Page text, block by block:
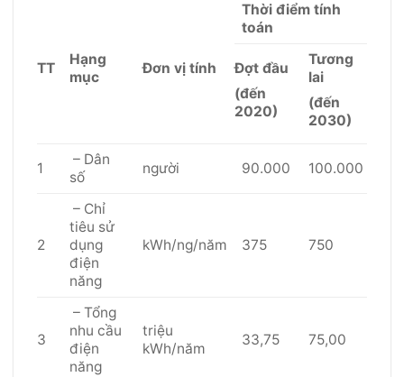
TT
Hạng
mục
Đơn vị tính
Thời điểm tính
toán
Đợt đầu
(đến
2020)
Tương
lai
(đến
2030)
1
– Dân
số
người 90.000 100.000
2
– Chỉ
tiêu sử
dụng
điện
năng
kWh/ng/năm 375 750
3
– Tổng
nhu cầu
điện
năng
triệu
kWh/năm
33,75 75,00